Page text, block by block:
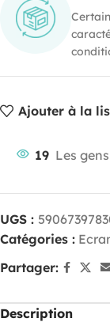
Ajouter à la
19 Les
UGS :
Catégories :
Partager:
Description